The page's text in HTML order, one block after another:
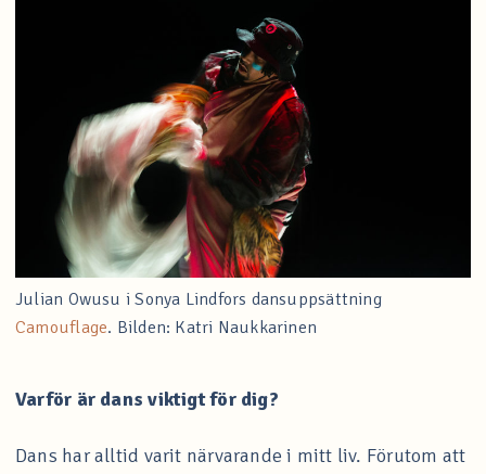
Julian Owusu i Sonya Lindfors dansuppsättning
Camouflage. Bilden: Katri Naukkarinen
Varför är dans viktigt för dig?
Dans har alltid varit närvarande i mitt liv. Förutom att